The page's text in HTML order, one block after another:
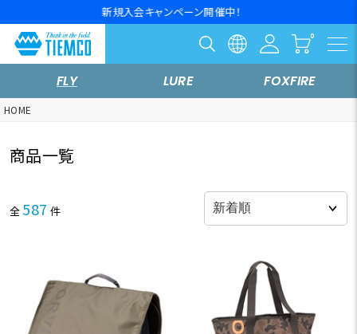
10,000円以上の購入で送料無料※一部対象外商品もございます。
FLY LURE FOXFIRE
HOME
商品一覧
全 587 件